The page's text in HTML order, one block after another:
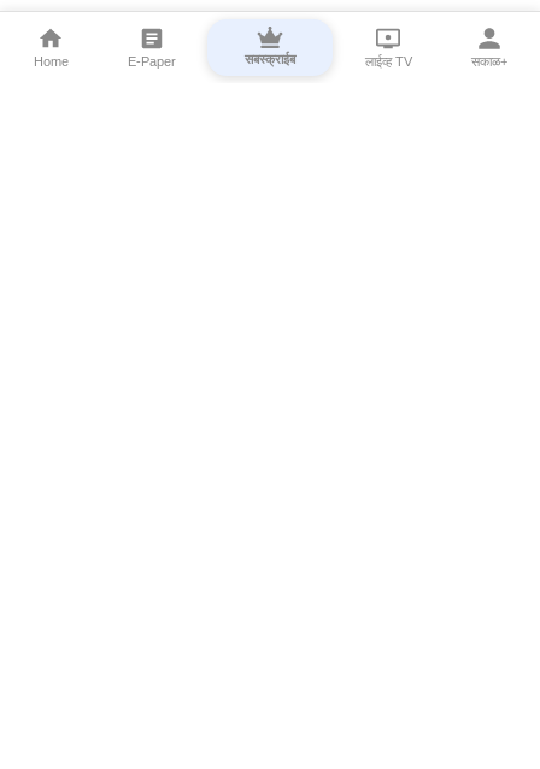
Home E-Paper सबस्क्राईब लाईव्ह TV सकाळ+